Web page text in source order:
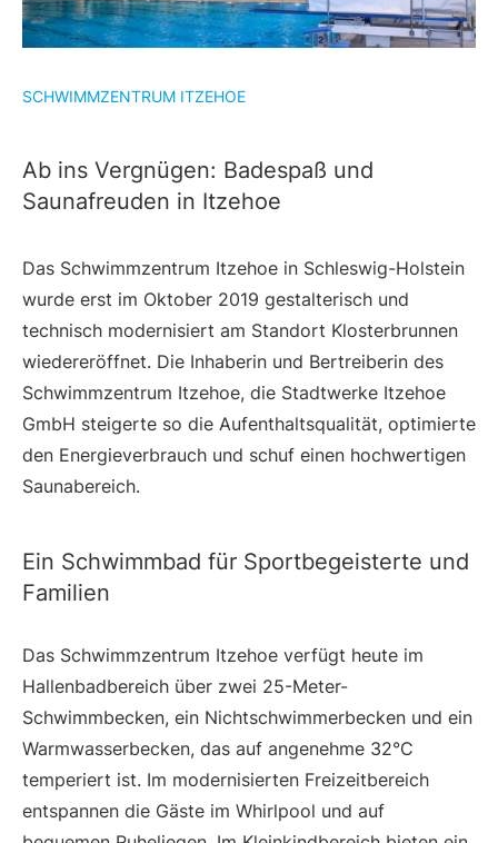
SCHWIMMZENTRUM ITZEHOE
Ab ins Vergnügen: Badespaß und
Saunafreuden in Itzehoe
Das Schwimmzentrum Itzehoe in Schleswig-Holstein
wurde erst im Oktober 2019 gestalterisch und
technisch modernisiert am Standort Klosterbrunnen
wiedereröffnet. Die Inhaberin und Bertreiberin des
Schwimmzentrum Itzehoe, die Stadtwerke Itzehoe
GmbH steigerte so die Aufenthaltsqualität, optimierte
den Energieverbrauch und schuf einen hochwertigen
Saunabereich.
Ein Schwimmbad für Sportbegeisterte und
Familien
Das Schwimmzentrum Itzehoe verfügt heute im
Hallenbadbereich über zwei 25-Meter-
Schwimmbecken, ein Nichtschwimmerbecken und ein
Warmwasserbecken, das auf angenehme 32°C
temperiert ist. Im modernisierten Freizeitbereich
entspannen die Gäste im Whirlpool und auf